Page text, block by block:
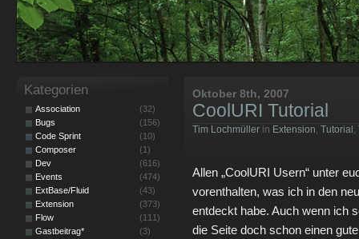
Oktober 8th, 2007
CoolURI Tutorial
Tim Lochmüller in Extension, Tutorial ,
Allen „CoolURI Usern“ unter
vorenthalten, was ich in den
entdeckt habe. Auch wenn ich
die Seite doch schon einen
Kategorien
Association
(32)
Bugs
(156)
Code Sprint
(10)
Composer
(1)
Dev
(616)
Events
(474)
ExtBase/Fluid
(43)
Extension
(373)
Flow
(111)
Gastbeitrag*
(3)